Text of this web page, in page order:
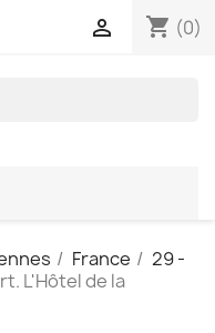
shopping_cart (0)

France
29 -
L'Hôtel de la